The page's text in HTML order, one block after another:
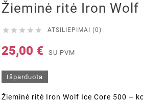
Žieminė ritė Iron Wolf
     ATSILIEPIMAI (0)
25,00 € SU PVM
Išparduota
Žieminė ritė Iron Wolf Ice Core 500 –